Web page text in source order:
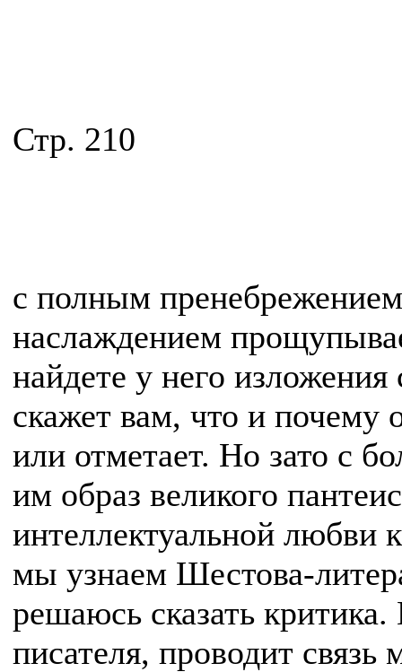
Стр. 210
с полным
наслаждением
найдете у него
скажет вам, что и почему
или отметает. Но зато с
им образ великого
интеллектуальной любви
мы узнаем Шестова-
решаюсь сказать
писателя, проводит